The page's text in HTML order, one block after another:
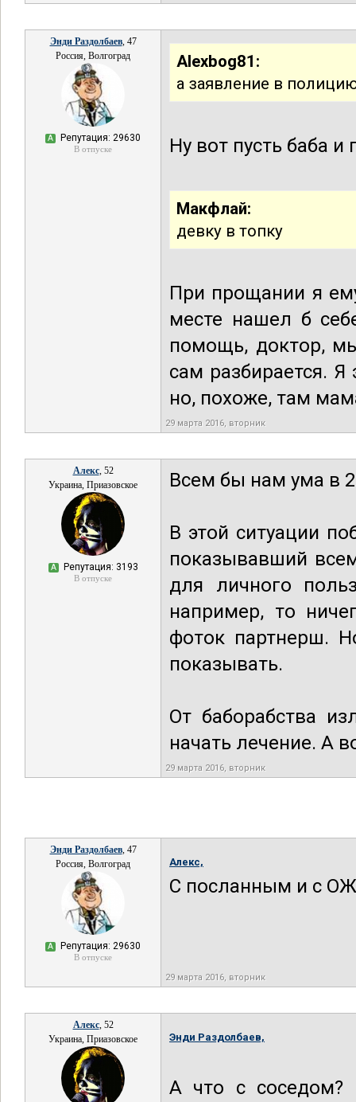
Энди Раздолбаев, 47
Россия, Волгоград
А Репутация: 29630
В отпуске
Alexbog81:
а заявление в
Ну вот пусть баба
Макфлай:
девку в топку
При прощании я
месте нашел б
помощь, доктор,
сам разбирается.
но, похоже, там
29 марта 2016, вторник
Алекс, 52
Украина, Приазовское
А Репутация: 3193
В отпуске
Всем бы нам ума в
В этой ситуации
показывавший
для личного
например, то
фоток партнерш.
показывать.
От баборабства
начать лечение. А
29 марта 2016, вторник
Энди Раздолбаев, 47
Россия, Волгоград
А Репутация: 29630
В отпуске
Алекс,
С посланным и с
29 марта 2016, вторник
Алекс, 52
Украина, Приазовское
Энди Раздолбаев,
А что с соседом?